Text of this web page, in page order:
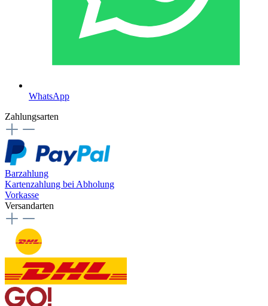
WhatsApp
Zahlungsarten
Barzahlung
Kartenzahlung bei Abholung
Vorkasse
Versandarten